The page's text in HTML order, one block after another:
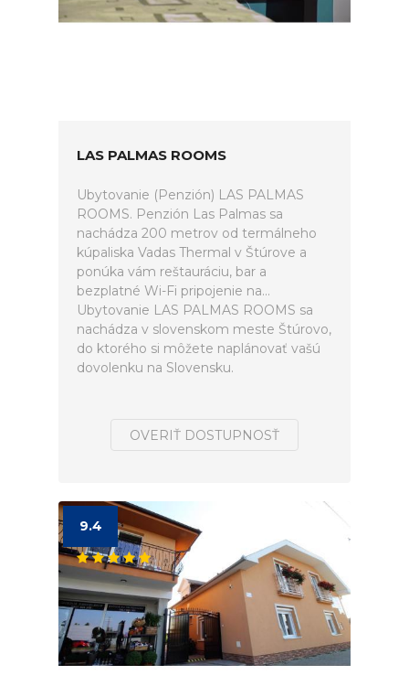
LAS PALMAS ROOMS
Ubytovanie (Penzión) LAS PALMAS
ROOMS. Penzión Las Palmas sa
nachádza 200 metrov od termálneho
kúpaliska Vadas Thermal v Štúrove a
ponúka vám reštauráciu, bar a
bezplatné Wi-Fi pripojenie na...
Ubytovanie LAS PALMAS ROOMS sa
nachádza v slovenskom meste Štúrovo,
do ktorého si môžete naplánovať vašú
dovolenku na Slovensku.
OVERIŤ DOSTUPNOSŤ
9.4